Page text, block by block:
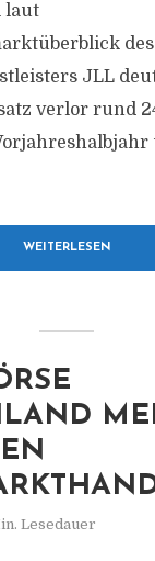
laut
des
JLL
verlor rund
WEITERLESEN
Lesedauer